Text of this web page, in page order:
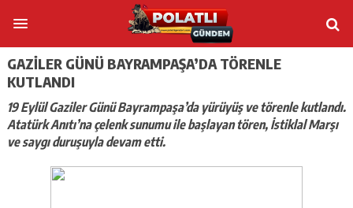
GAZILER GÜNÜ BAYRAMPAŞA’DA TÖRENLE
KUTLANDI
19 Eylül Gaziler Günü Bayrampaşa’da yürüyüş ve törenle kutlandı.
Atatürk Anıtı’na çelenk sunumu ile başlayan tören, İstiklal Marşı
ve saygı duruşuyla devam etti.